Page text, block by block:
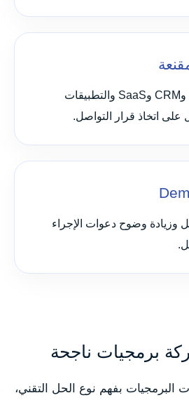
تنظيم صفحات ERP وCRM وSaaS والتطبيقات
على اتخاذ قرار التواصل.
وزيادة وضوح دعوات الإجراء
برمجيات ناجحة
بفهم نوع الحل التقني،